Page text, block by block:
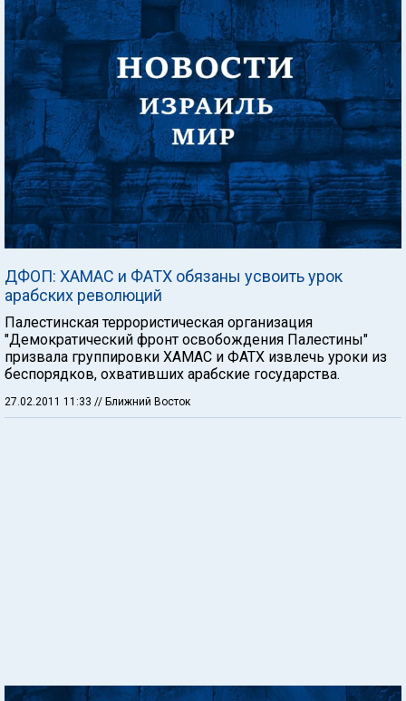
ДФОП: ХАМАС и ФАТХ обязаны усвоить урок
арабских революций
Палестинская террористическая организация
"Демократический фронт освобождения Палестины"
призвала группировки ХАМАС и ФАТХ извлечь уроки из
беспорядков, охвативших арабские государства.
27.02.2011 11:33 // Ближний Восток